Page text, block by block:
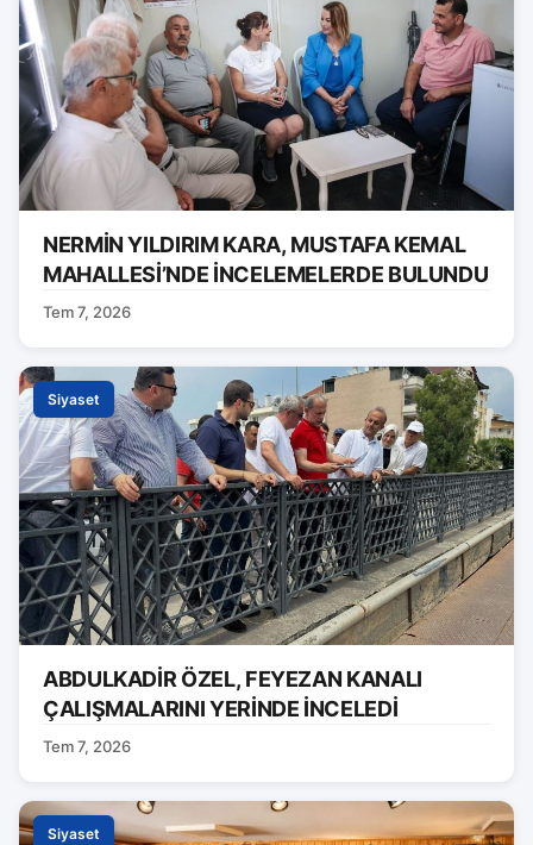
NERMİN YILDIRIM KARA, MUSTAFA KEMAL
MAHALLESİ’NDE İNCELEMELERDE BULUNDU
Tem 7, 2026
Siyaset
ABDULKADİR ÖZEL, FEYEZAN KANALI
ÇALIŞMALARINI YERİNDE İNCELEDİ
Tem 7, 2026
Siyaset